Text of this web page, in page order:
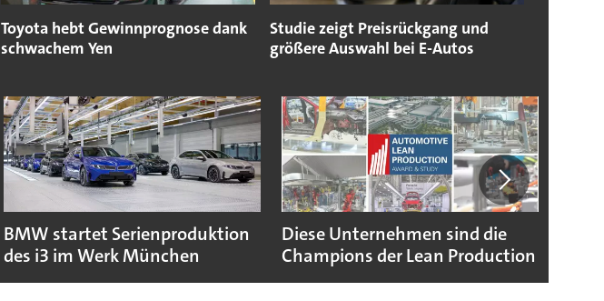
Toyota hebt Gewinnprognose dank
schwachem Yen
Studie zeigt Preisrückgang und
größere Auswahl bei E-Autos
BMW startet Serienproduktion
des i3 im Werk München
Diese Unternehmen sind die
Champions der Lean Production